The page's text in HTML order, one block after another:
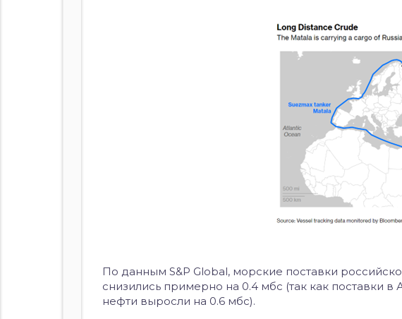
По данным S&P Global, морские поставки
снизились примерно на 0.4 мбс (так как поставки
нефти выросли на 0.6 мбс).